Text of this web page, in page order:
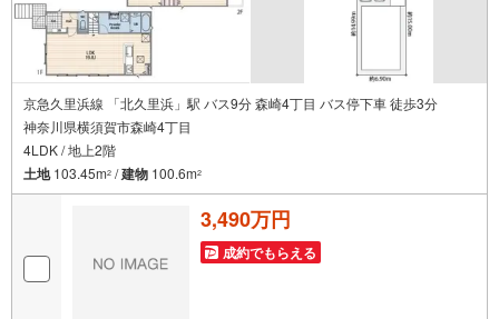
京急久里浜線 「北久里浜」駅 バス9分 森崎4丁目 バス停下車 徒歩3分
神奈川県横須賀市森崎4丁目
4LDK / 地上2階
土地103.45m2 /建物 100.6m2
3,490万円
成約でもらえる